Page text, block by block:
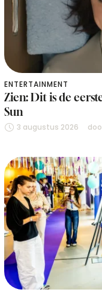
ENTERTAINMENT
Zien: Dit is de
Sun
3 augustus 2026